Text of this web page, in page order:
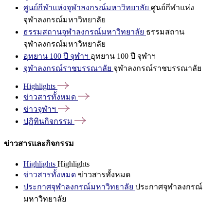
ศูนย์กีฬาแห่งจุฬาลงกรณ์มหาวิทยาลัย ศูนย์กีฬาแห่ง
จุฬาลงกรณ์มหาวิทยาลัย
ธรรมสถานจุฬาลงกรณ์มหาวิทยาลัย ธรรมสถาน
จุฬาลงกรณ์มหาวิทยาลัย
อุทยาน 100 ปี จุฬาฯ อุทยาน 100 ปี จุฬาฯ
จุฬาลงกรณ์ราชบรรณาลัย จุฬาลงกรณ์ราชบรรณาลัย
Highlights
ข่าวสารทั้งหมด
ข่าวจุฬาฯ
ปฏิทินกิจกรรม
ข่าวสารและกิจกรรม
Highlights Highlights
ข่าวสารทั้งหมด ข่าวสารทั้งหมด
ประกาศจุฬาลงกรณ์มหาวิทยาลัย ประกาศจุฬาลงกรณ์
มหาวิทยาลัย